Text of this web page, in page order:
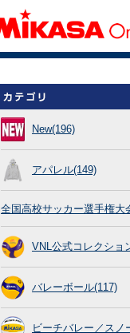
New(196)
アパレル(149)
全国高校サッカー選手権大
VNL公式コレクショ
バレーボール(117)
ビーチバレー／スノ